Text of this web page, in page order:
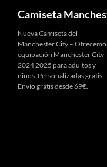
Camiseta
Nueva Camiseta del
Manchester City –
equipación Manchester City
2024 2025 para adultos y
niños. Personalizadas gratis.
Envío gratis desde 69€.